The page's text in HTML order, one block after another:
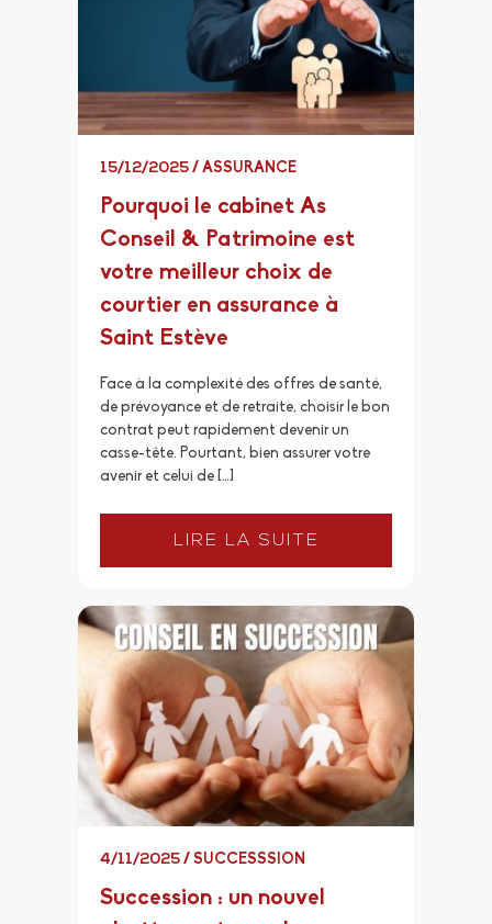
15/12/2025 / ASSURANCE
Pourquoi le cabinet As
Conseil & Patrimoine est
votre meilleur choix de
courtier en assurance à
Saint Estève
Face à la complexité des offres de santé,
de prévoyance et de retraite, choisir le bon
contrat peut rapidement devenir un
casse-tête. Pourtant, bien assurer votre
avenir et celui de […]
LIRE LA SUITE
4/11/2025 / SUCCESSSION
Succession : un nouvel